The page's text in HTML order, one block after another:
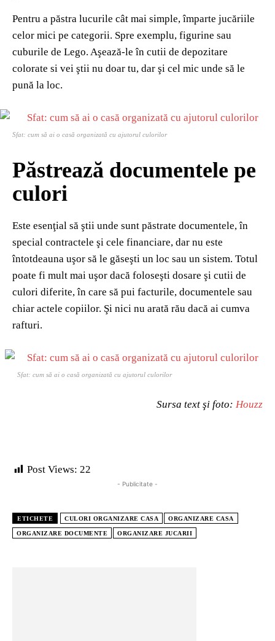
Pentru a păstra lucurile cât mai simple, împarte jucăriile
celor mici pe categorii. Spre exemplu, figurine sau
cuburile de Lego. Aşează-le în cutii de depozitare
colorate si vei ştii nu doar tu, dar şi cel mic unde să le
pună la loc.
Sfat: cum să ai o casă organizată cu ajutorul culorilor
Păstrează documentele pe
culori
Este esenţial să ştii unde sunt păstrate documentele, în
special contractele şi cele financiare, dar nu este
întotdeauna uşor să le găseşti un loc sau un sistem. Totul
poate fi mult mai uşor dacă foloseşti dosare şi cutii de
culori diferite, în care să pui facturile, documentele sau
chiar actele copiilor. Şi nici nu arată rău dacă ai cumva
rafturi.
Sfat: cum să ai o casă organizată cu ajutorul culorilor
Sursa text şi foto: Houzz
Post Views: 22
- Publicitate -
ETICHETE CULORI ORGANIZARE CASA ORGANIZARE CASA
ORGANIZARE DOCUMENTE ORGANIZARE JUCARII